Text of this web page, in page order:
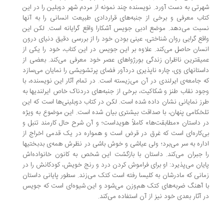
به دست آورد. نویسنده چند نمونه از مردم شهر دوبلین را در این
معرفی و برخی از جنبه‌­های قراردادی طبیعت انسانی را به آنها
می‌­دهد. موضع ادبی جویس آشکارا واقع گرایانه است. لکن این
گرایی روان شناختی، عینی بودن خود را از بررسی دقیق دنیای درون
حاصل می‌­کند. علاوه بر این جویس در این کتاب، خود را یکی از
ناظران زندگی بورژواهای عصر خود معرفی می­‌کند. بعضی از
وی، چاره ­ناپذیری دردآور فضای پرتشویشی را نمایان می­‌سازد
جامعه‌­ی ایرلندی در آن می­‌زیسته است. در تمام آثار این نویسنده، با
نقاب طنز و شکاکیت، برخی از جنبه­‌های دردناک خاص ایرلندیها به
نمایانی نشان داده شده است. لکن در کتاب دوبلینی‌ها است که این
پنهان، با صداقت بیشتری بیان شده است. این موضوع به ویژه
داستان «مطابقت‌ها» کاملاً هویداست؛ و آن شرح حال کارمند تنبل و
است که غرق در قرض است و همواره در یک قدمی اخراج از
به سر می­‌برد؛ ولی عیاشی و خوش باشی در نظرش همه­‌ی بدبختیها
جبران می­‌کند. داستان با بازگشت این شخص به کانون خانواده‌­اش
می­‌پذیرد: او برای فراموش کردن درد و رنج خویش، کودکانش را در
که مادرشان به کلیسا رفته است کتک می­‌زند. سطور پایانی داستان
آهنگ ضربه­‌های کتک هم‌وزن می‌­شود و این شیوه‌­ای است که جویس
آثار بعدی خود نیز از آن استفاده می­‌کند.